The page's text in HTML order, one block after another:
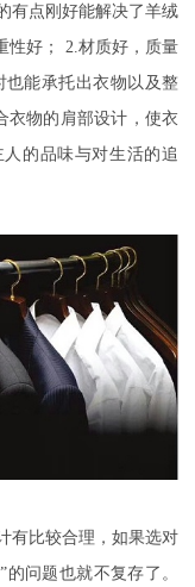
有点刚好能解决了羊绒
性好； 2. 材质好，质量
也能承托出衣物以及整
衣物的肩部设计，使衣
的品味与对生活的追
有比较合理，如果选对
”的问题也就不复存了。